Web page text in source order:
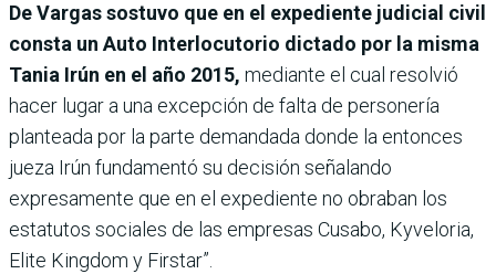
De Vargas sostuvo que en el expediente judicial civil
consta un Auto Interlocutorio dictado por la misma
Tania Irún en el año 2015, mediante el cual resolvió
hacer lugar a una excepción de falta de personería
planteada por la parte demandada donde la entonces
jueza Irún fundamentó su decisión señalando
expresamente que en el expediente no obraban los
estatutos sociales de las empresas Cusabo, Kyveloria,
Elite Kingdom y Firstar”.